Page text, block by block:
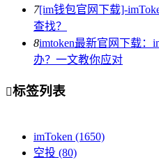
7[im钱包官网下载]-
查找？
8imtoken最新官网下载：
办？一文教你应对
标签列表
imToken (1650)
空投 (80)